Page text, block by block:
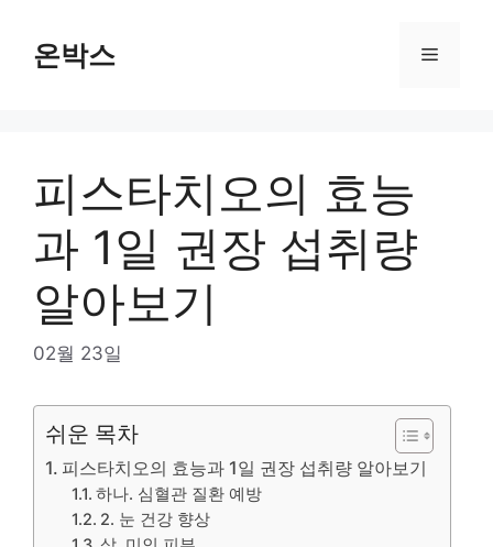
content온박스 Menu
피스타치오의 효능
과 1일 권장 섭취량
알아보기
02월 23일
쉬운 목차
피스타치오의 효능과 1일 권장 섭취량 알아보기
하나. 심혈관 질환 예방
2. 눈 건강 향상